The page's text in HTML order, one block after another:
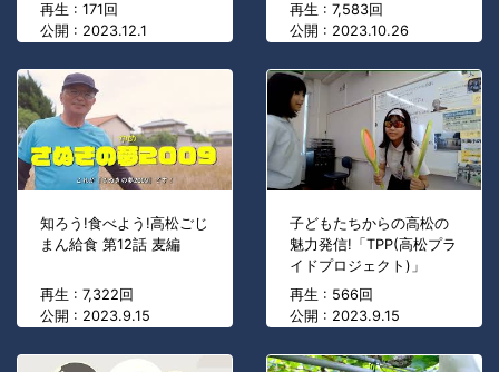
再生 : 171回
公開 : 2023.12.1
再生 : 7,583回
公開 : 2023.10.26
知ろう!食べよう!高松ごじ
まん給食 第12話 麦編
再生 : 7,322回
公開 : 2023.9.15
子どもたちからの高松の
魅力発信!「TPP(高松プラ
イドプロジェクト)」
再生 : 566回
公開 : 2023.9.15